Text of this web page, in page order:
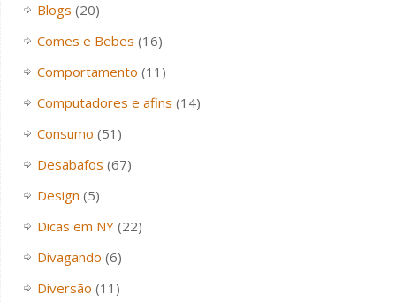
Blogs (20)
Comes e Bebes (16)
Comportamento (11)
Computadores e afins (14)
Consumo (51)
Desabafos (67)
Design (5)
Dicas em NY(22)
Divagando (6)
Diversão (11)